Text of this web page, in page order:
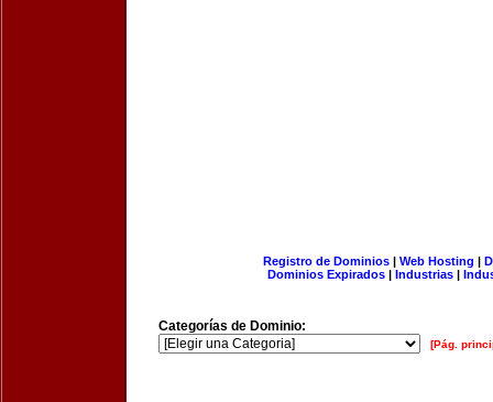
Registro de Dominios| Web Hosting |
Dominios Expirados | Industrias |
Categorías de Dominio:
[Pág.